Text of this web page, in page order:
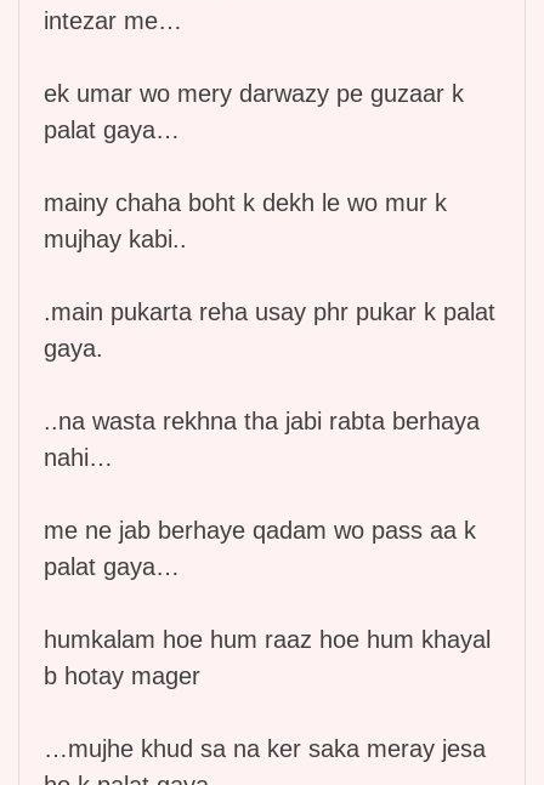
intezar me…
ek umar wo mery darwazy pe guzaar k
palat gaya…
mainy chaha boht k dekh le wo mur k
mujhay kabi..
.main pukarta reha usay phr pukar k palat
gaya.
..na wasta rekhna tha jabi rabta berhaya
nahi…
me ne jab berhaye qadam wo pass aa k
palat gaya…
humkalam hoe hum raaz hoe hum khayal
b hotay mager
…mujhe khud sa na ker saka meray jesa